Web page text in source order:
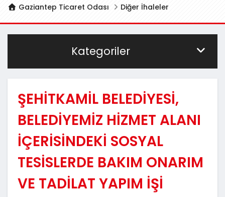
Gaziantep Ticaret Odası Diğer İhaleler
Kategoriler
ŞEHİTKAMİL BELEDİYESİ,
BELEDİYEMİZ HİZMET ALANI
İÇERİSİNDEKİ SOSYAL
TESİSLERDE BAKIM ONARIM
VE TADİLAT YAPIM İŞİ